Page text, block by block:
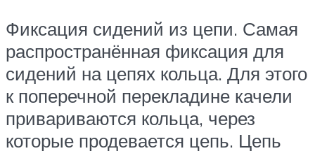
Фиксация сидений из цепи. Самая
распространённая фиксация для
сидений на цепях кольца. Для этого
к поперечной перекладине качели
привариваются кольца, через
которые продевается цепь. Цепь